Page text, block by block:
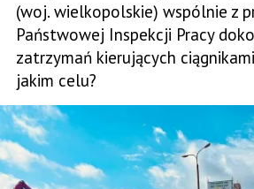
(woj. wielkopolskie) wspólnie z
Państwowej Inspekcji Pracy
zatrzymań kierujących
jakim celu?